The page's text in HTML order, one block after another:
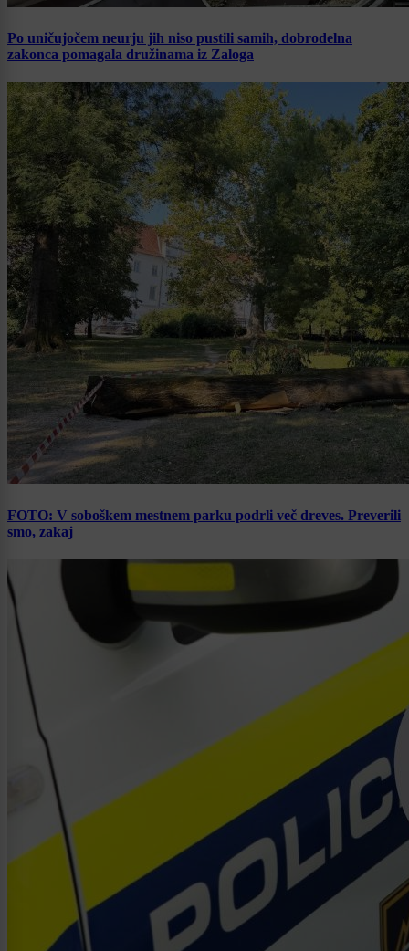
Po uničujočem neurju jih niso pustili samih, dobrodelna
zakonca pomagala družinama iz Zaloga
FOTO: V soboškem mestnem parku podrli več dreves. Preverili
smo, zakaj